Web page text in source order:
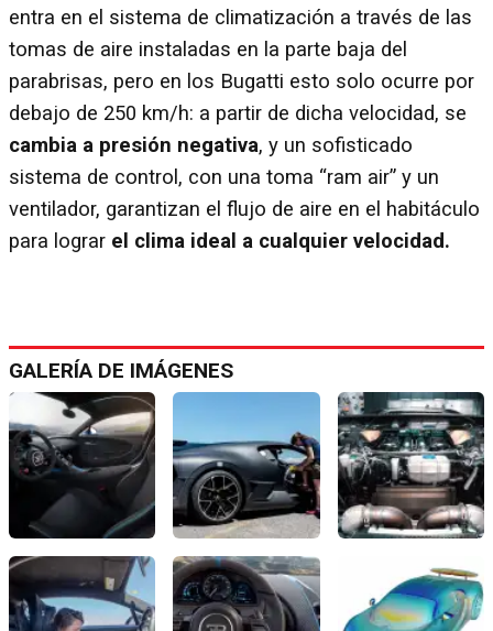
entra en el sistema de climatización a través de las
tomas de aire instaladas en la parte baja del
parabrisas, pero en los Bugatti esto solo ocurre por
debajo de 250 km/h: a partir de dicha velocidad, se
cambia a presión negativa, y un sofisticado
sistema de control, con una toma “ram air” y un
ventilador, garantizan el flujo de aire en el habitáculo
para lograr el clima ideal a cualquier velocidad.
GALERÍA DE IMÁGENES